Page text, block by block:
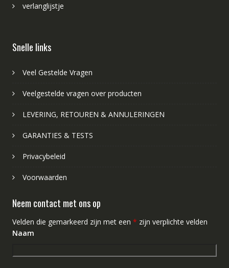
verlanglijstje
Snelle links
Veel Gestelde Vragen
Veelgestelde vragen over producten
LEVERING, RETOUREN & ANNULERINGEN
GARANTIES & TESTS
Privacybeleid
Voorwaarden
Neem contact met ons op
Velden die gemarkeerd zijn met een * zijn verplichte velden
Naam